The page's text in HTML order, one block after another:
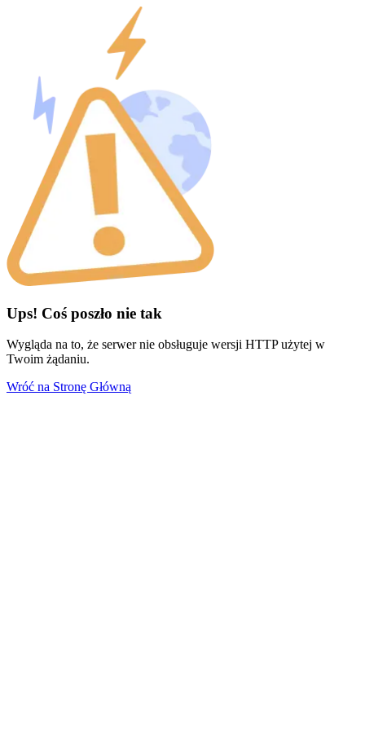
Ups! Coś poszło nie tak
Wygląda na to, że serwer nie obsługuje wersji HTTP użytej w
Twoim żądaniu.
Wróć na Stronę Główną